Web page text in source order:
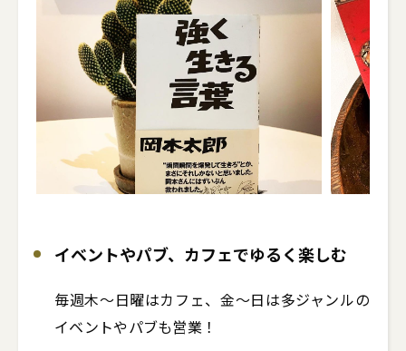
イベントやパブ、カフェでゆるく楽しむ
毎週木〜日曜はカフェ、金〜日は多ジャンルの
イベントやパブも営業！